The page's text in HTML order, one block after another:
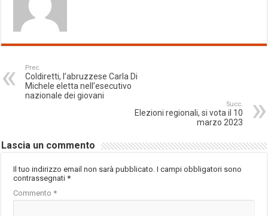
Prec.
Coldiretti, l’abruzzese Carla Di
Michele eletta nell’esecutivo
nazionale dei giovani
Succ.
Elezioni regionali, si vota il 10
marzo 2023
Lascia un commento
Il tuo indirizzo email non sarà pubblicato. I campi obbligatori sono
contrassegnati*
Commento*